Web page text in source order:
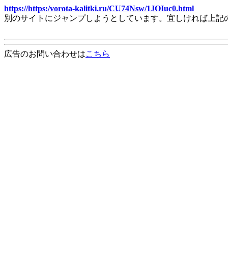
https://https:/vorota-kalitki.ru/CU74Nsw/1JOIuc0.html
別のサイトにジャンプしようとしています。宜しければ上
広告のお問い合わせはこちら